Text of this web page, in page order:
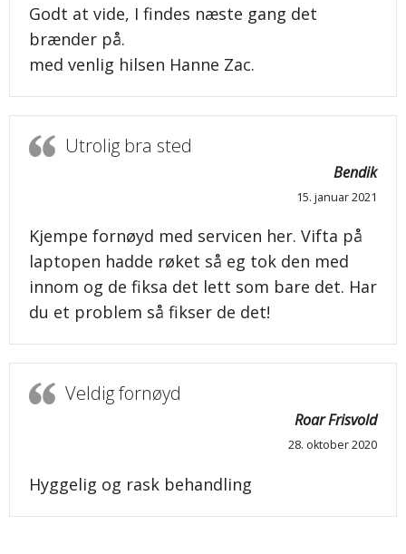
Godt at vide, I findes næste gang det
brænder på.
med venlig hilsen Hanne Zac.
Utrolig bra sted
Bendik
15. januar 2021
Kjempe fornøyd med servicen her. Vifta på
laptopen hadde røket så eg tok den med
innom og de fiksa det lett som bare det. Har
du et problem så fikser de det!
Veldig fornøyd
Roar Frisvold
28. oktober 2020
Hyggelig og rask behandling